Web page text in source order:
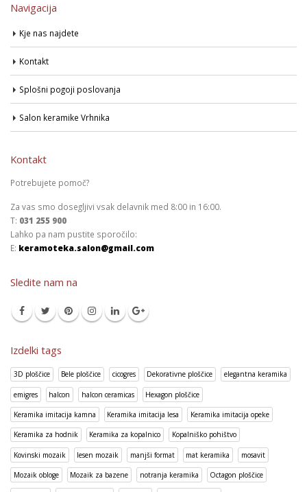
Navigacija
Kje nas najdete
Kontakt
Splošni pogoji poslovanja
Salon keramike Vrhnika
Kontakt
Potrebujete pomoč?
Za vas smo dosegljivi vsak delavnik med 8:00 in 16:00.
T: 031 255 900
Lahko pa nam pustite sporočilo:
E: keramoteka.salon@gmail.com
Sledite nam na
Izdelki tags
3D ploščice Bele ploščice cicogres Dekorativne ploščice elegantna keramika
emigres halcon halcon ceramicas Hexagon ploščice
Keramika imitacija kamna Keramika imitacija lesa Keramika imitacija opeke
Keramika za hodnik Keramika za kopalnico Kopalniško pohištvo
Kovinski mozaik lesen mozaik manjši format mat keramika mosavit
Mozaik obloge Mozaik za bazene notranja keramika Octagon ploščice